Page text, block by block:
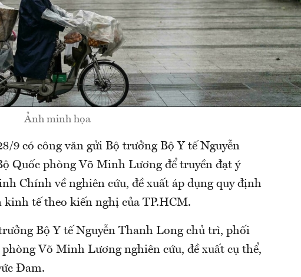
Ảnh minh họa
9 có công văn gửi Bộ trưởng Bộ Y tế Nguyễn
Quốc phòng Võ Minh Lương để truyền đạt ý
Chính về nghiên cứu, đề xuất áp dụng quy định
kinh tế theo kiến nghị của TP.HCM.
Bộ Y tế Nguyễn Thanh Long chủ trì, phối
Võ Minh Lương nghiên cứu, đề xuất cụ thể,
Đam.